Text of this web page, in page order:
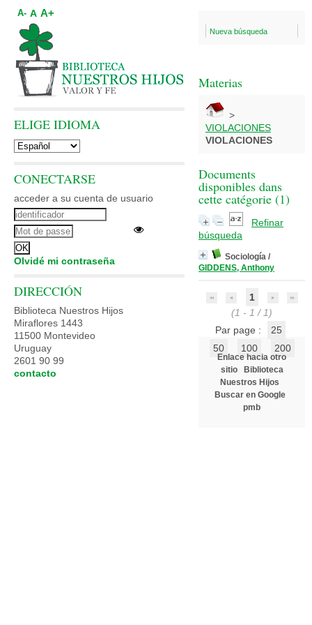
Nueva búsqueda
Materias
>
VIOLACIONES
VIOLACIONES
Documents
disponibles dans
cette catégorie (1)
Refinar
búsqueda
Sociología /
GIDDENS, Anthony
1
(1 - 1 / 1)
Par page :
25
50
100 200
Enlace hacia otro
sitio
Biblioteca
Nuestros Hijos
Buscar en Google
pmb
A- A A+
ELIGE IDIOMA
CONECTARSE
acceder a su cuenta de usuario
Olvidé mi contraseña
DIRECCIÓN
Biblioteca Nuestros Hijos
Miraflores 1443
11500 Montevideo
Uruguay
2601 90 99
contacto